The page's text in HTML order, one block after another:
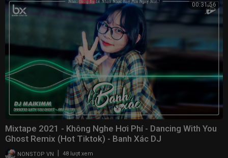
00:31:56
Mixtape 2021 - Không Nghe Hơi Phí - Dancing With You
Ghost Remix (Hot Tiktok) - Banh Xác DJ
NONSTOP VN 48 lượt xem